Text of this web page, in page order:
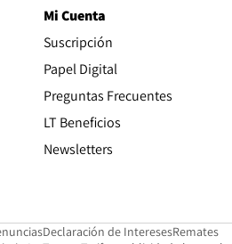
window
window
Mi Cuenta
Suscripción
Papel DigitalOpens in new
Preguntas Frecuentes
LT Beneficios
Newsletters
Opens in new window
Declaración de InteresesOpens in
Remates